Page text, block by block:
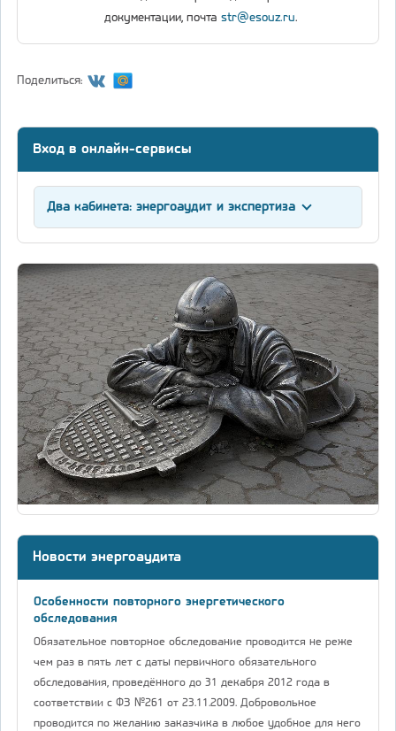
документации, почта str@esouz.ru.
Поделиться:
Вход в онлайн-сервисы
Два кабинета: энергоаудит и экспертиза
Новости энергоаудита
Особенности повторного энергетического
обследования
Обязательное повторное обследование проводится не реже
чем раз в пять лет с даты первичного обязательного
обследования, проведённого до 31 декабря 2012 года в
соответствии с ФЗ №261 от 23.11.2009. Добровольное
проводится по желанию заказчика в любое удобное для него